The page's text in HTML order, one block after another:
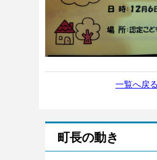
一覧へ戻る
町長の動き